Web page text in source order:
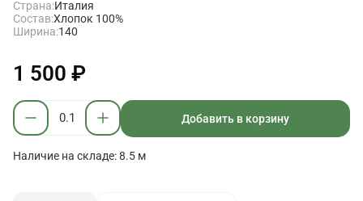
Страна:Италия
Состав:Хлопок 100%
Ширина:140
1 500 ₽
Добавить в корзину
Наличие на складе: 8.5 м